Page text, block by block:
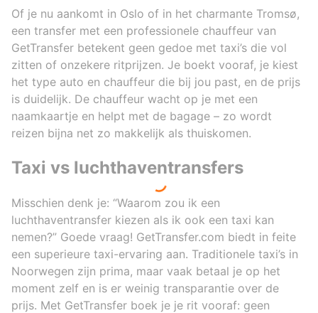
Of je nu aankomt in Oslo of in het charmante Tromsø,
een transfer met een professionele chauffeur van
GetTransfer betekent geen gedoe met taxi’s die vol
zitten of onzekere ritprijzen. Je boekt vooraf, je kiest
het type auto en chauffeur die bij jou past, en de prijs
is duidelijk. De chauffeur wacht op je met een
naamkaartje en helpt met de bagage – zo wordt
reizen bijna net zo makkelijk als thuiskomen.
Taxi vs luchthaventransfers
Misschien denk je: “Waarom zou ik een
luchthaventransfer kiezen als ik ook een taxi kan
nemen?” Goede vraag! GetTransfer.com biedt in feite
een superieure taxi-ervaring aan. Traditionele taxi’s in
Noorwegen zijn prima, maar vaak betaal je op het
moment zelf en is er weinig transparantie over de
prijs. Met GetTransfer boek je je rit vooraf: geen